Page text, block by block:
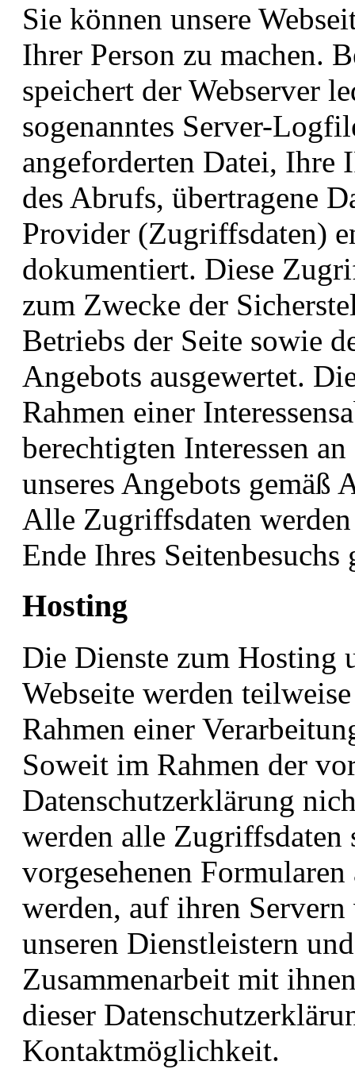
Sie können unsere
Ihrer Person zu machen.
speichert der Webserver
sogenanntes Server-
angeforderten Datei, Ihre
des Abrufs, übertragene
Provider (Zugriffsdaten)
dokumentiert. Diese
zum Zwecke der
Betriebs der Seite sowie
Angebots ausgewertet.
Rahmen einer
berechtigten Interessen
unseres Angebots
Alle Zugriffsdaten
Ende Ihres Seitenbesuchs
Hosting
Die Dienste zum Hosting
Webseite werden
Rahmen einer
Soweit im Rahmen der
Datenschutzerklärung
werden alle
vorgesehenen
werden, auf ihren
unseren Dienstleistern
Zusammenarbeit mit
dieser
Kontaktmöglichkeit.